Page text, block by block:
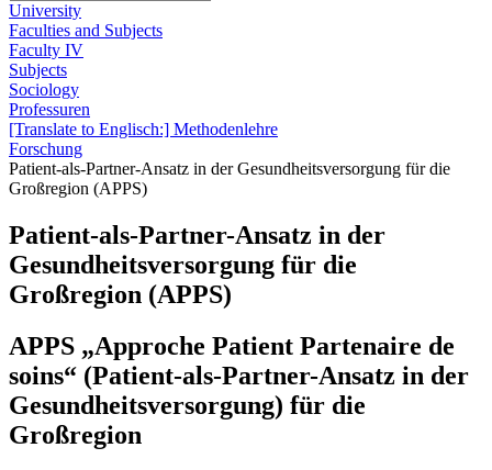
University
Faculties and Subjects
Faculty IV
Subjects
Sociology
Professuren
[Translate to Englisch:] Methodenlehre
Forschung
Patient-als-Partner-Ansatz in der Gesundheitsversorgung für die
Großregion (APPS)
Patient-als-Partner-Ansatz in der
Gesundheitsversorgung für die
Großregion (APPS)
APPS „Approche Patient Partenaire de
soins“ (Patient-als-Partner-Ansatz in der
Gesundheitsversorgung) für die
Großregion